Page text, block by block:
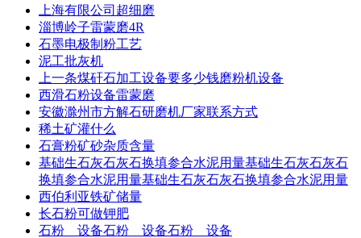
上海有限公司超细磨
淄博岭子雷蒙磨4R
石墨电极制粉工艺
泥工批灰机
上一条煤矸石加工设备要多少钱磨粉机设备
西滑石粉设备雷蒙磨
安徽滁州市方解石研磨机厂家联系方式
稀土矿灌什么
石膏粉矿砂杂质含量
基础生石灰石灰石换填参合水泥用量基础生石灰石灰石
换填参合水泥用量基础生石灰石灰石换填参合水泥用量
西伯利亚铁矿储量
长石粉可做钾肥
石粉 设备石粉 设备石粉 设备